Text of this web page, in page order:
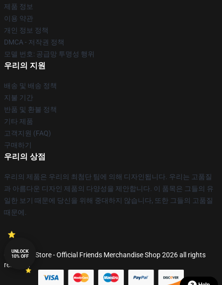
제품 정보
이용 약관
개인 정보 정책
DMCA - 저작권 정책
모델 번호: 공급망 투명성 행위
우리의 지원
배송 및 배송 정책
지불 기간
반품 및 환불 정책
기타 제품
고객지원 (FAQ)
구매하기
우리의 상점
우리의 제품은 우리의 최첨단 팀에 의해 디자인됩니다. 우리는 고품질
과 아름다운 디자인 제품의 다양성을 제안합니다. 이 품목은 그들의 유
일한 보기 때문에 당신을 위해 중대하지 않습니다, 또한 그들의 고품질
때문에.
© Friends Store - Official Friends Merchandise Shop 2026 all rights
reserved
UNLOCK
10% OFF